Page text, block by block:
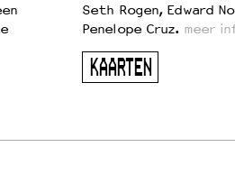
Seth Rogen, Edward
Penelope Cruz. meer
KAARTEN